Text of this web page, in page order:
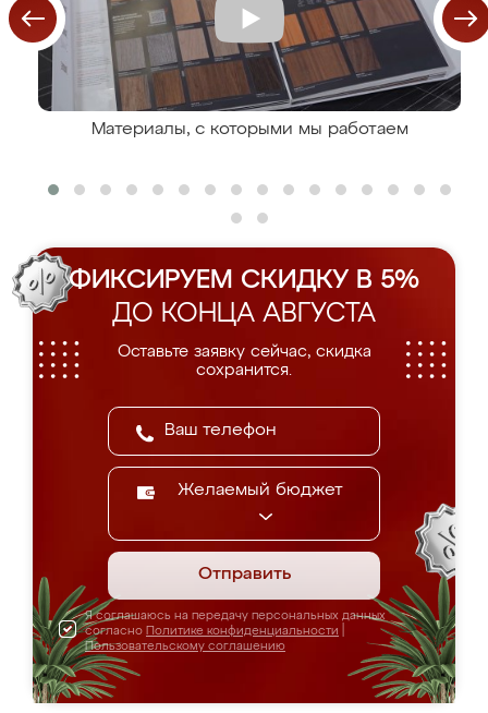
Материалы, с которыми мы работаем
ФИКСИРУЕМ СКИДКУ В 5%
ДО КОНЦА АВГУСТА
Оставьте заявку сейчас, скидка
сохранится.
Желаемый бюджет
Отправить
Я соглашаюсь на передачу персональных данных
согласно Политике конфиденциальности
Пользовательскому соглашению